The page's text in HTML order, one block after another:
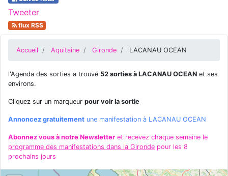
Tweeter
flux RSS
Accueil Aquitaine Gironde LACANAU OCEAN
l'Agenda des sorties a trouvé 52 sorties à LACANAU OCEAN et ses
environs.
Cliquez sur un marqueur pour voir la sortie
Annoncez gratuitement une manifestation à LACANAU OCEAN
Abonnez vous à notre Newsletter et recevez chaque semaine le
programme des manifestations dans la Gironde pour les 8
prochains jours